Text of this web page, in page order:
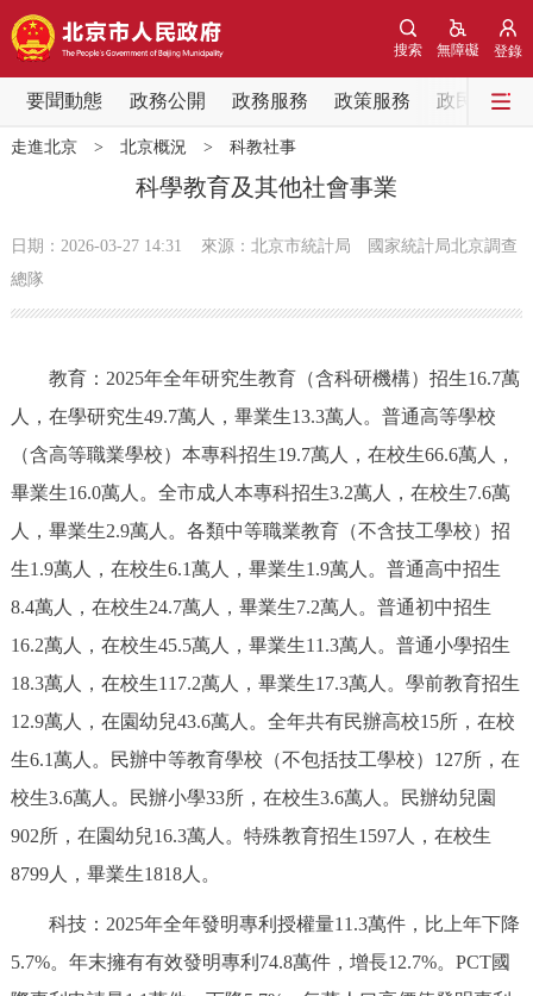
登錄
無障礙
搜索
要聞動態 政務公開 政務服務 政策服務 政民互動
要聞動態
黨中央精神 國務院資訊
市領導 機構職能 政策服務
政策兌現 政策解讀 回應關切
決策公開 專題公開
政務服務
個人服務 法人服務 部門服務
便民服務 利企服務 投資項目
仲介服務 陽光政務
政民互動
走進北京> 北京概況 > 科教社事
科學教育及其他社會事業
日期：2026-03-27 14:31
來源：北京市統計局 國家統計局北京調查
總隊
教育：2025年全年研究生教育（含科研機構）招生16.7萬
人，在學研究生49.7萬人，畢業生13.3萬人。普通高等學校
（含高等職業學校）本專科招生19.7萬人，在校生66.6萬人，
畢業生16.0萬人。全市成人本專科招生3.2萬人，在校生7.6萬
人，畢業生2.9萬人。各類中等職業教育（不含技工學校）招
生1.9萬人，在校生6.1萬人，畢業生1.9萬人。普通高中招生
8.4萬人，在校生24.7萬人，畢業生7.2萬人。普通初中招生
16.2萬人，在校生45.5萬人，畢業生11.3萬人。普通小學招生
18.3萬人，在校生117.2萬人，畢業生17.3萬人。學前教育招生
12.9萬人，在園幼兒43.6萬人。全年共有民辦高校15所，在校
生6.1萬人。民辦中等教育學校（不包括技工學校）127所，在
校生3.6萬人。民辦小學33所，在校生3.6萬人。民辦幼兒園
902所，在園幼兒16.3萬人。特殊教育招生1597人，在校生
8799人，畢業生1818人。
科技：2025年全年發明專利授權量11.3萬件，比上年下降
5.7%。年末擁有有效發明專利74.8萬件，增長12.7%。PCT國